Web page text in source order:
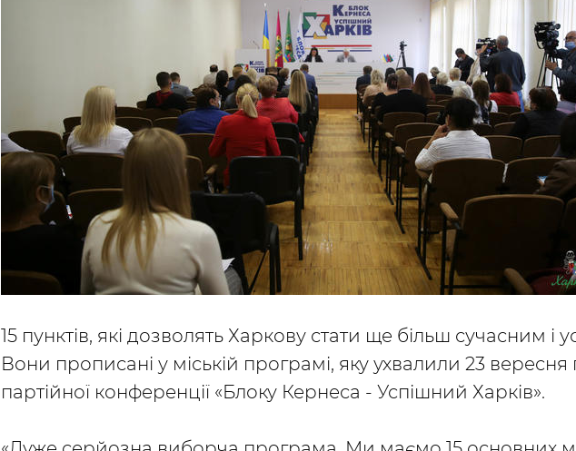
15 пунктів, які дозволять Харкову стати ще більш сучасним і
Вони прописані у міській програмі, яку ухвалили 23 вересня
партійної конференції «Блоку Кернеса - Успішний Харків».